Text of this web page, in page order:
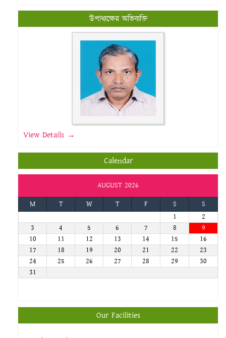
উপাধ্যক্ষের অভিব্যক্তি
View Details →
Calendar
AUGUST 2026
M
T W T F S
S
1
2
3
4 5 6 7 8
9
10
11 12 13 14 15
16
17
18 19 20 21 22
23
24
25 26 27 28 29
30
31
Our Facilities